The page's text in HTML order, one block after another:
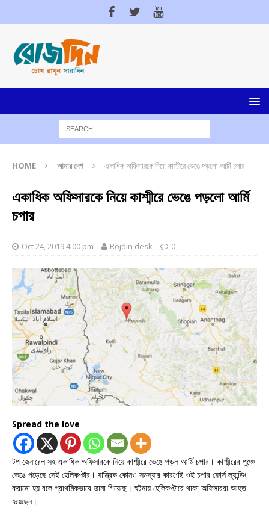
HOME আমার দেশ একাধিক অফিসারকে নিয়ে কাশ্মীরে ভেঙে পড়লো আর্মি চপার
একাধিক অফিসারকে নিয়ে কাশ্মীরে ভেঙে পড়লো আর্মি
চপার
Oct 24, 2019 4:00 pm Rojdin desk 0
Spread the love
টপ জেনারেল সহ একাধিক অফিসারকে নিয়ে কাশ্মীরে ভেঙে পড়ল আর্মি চপার। কাশ্মীরের পুঞ্চে
ভেঙে পড়েছে সেই হেলিকপ্টার। যান্ত্রিক কোনও সমস্যার কারণেই ওই চপার ফোর্স ল্যান্ডিং
করানো হয় বলে প্রাথমিকভাবে জানা গিয়েছে। ঘটনায় হেলিকপ্টারে থাকা অফিসাররা আহত
হয়েছেন।